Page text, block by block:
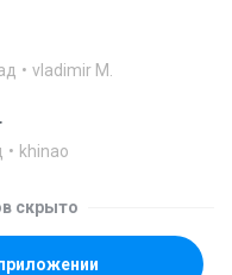
vladimir M.
khinao
скрыто